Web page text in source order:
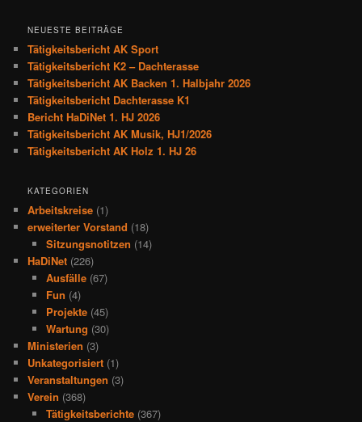
NEUESTE BEITRÄGE
Tätigkeitsbericht AK Sport
Tätigkeitsbericht K2 – Dachterasse
Tätigkeitsbericht AK Backen 1. Halbjahr 2026
Tätigkeitsbericht Dachterasse K1
Bericht HaDiNet 1. HJ 2026
Tätigkeitsbericht AK Musik, HJ1/2026
Tätigkeitsbericht AK Holz 1. HJ 26
KATEGORIEN
Arbeitskreise (1)
erweiterter Vorstand (18)
Sitzungsnotitzen (14)
HaDiNet (226)
Ausfälle(67)
Fun (4)
Projekte(45)
Wartung (30)
Ministerien (3)
Unkategorisiert (1)
Veranstaltungen (3)
Verein (368)
Tätigkeitsberichte(367)